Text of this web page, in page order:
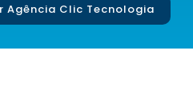
Agência Clic Tecnologia